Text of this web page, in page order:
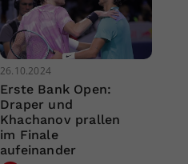
26.10.2024
Erste Bank Open:
Draper und
Khachanov prallen
im Finale
aufeinander